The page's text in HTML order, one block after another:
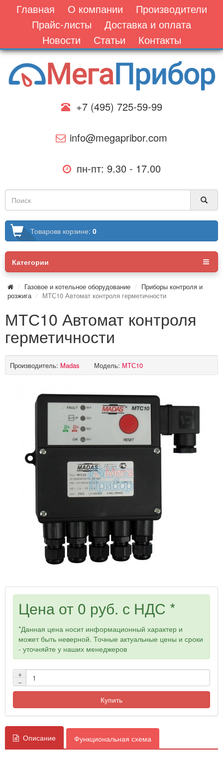
Главная О компании
Производители
Прайс-листы
Доставка и оплата
Новости
Статьи Контакты
+7 (495) 725-59-99
info@megapribor.com
пн-пт: 9.30 - 17.00
Товаровв корзине: 0
Категории
Газовое и котельное оборудование
Приборы контроля и
розжига
МТС10 Автомат контроля герметичности
МТС10 Автомат контроля
герметичности
Производитель: Madas Модель: МТС10
Цена от 0 руб. с НДС *
*Данная цена носит информационный характер и
может быть неверной. Точные актуальные цены и сроки
- уточняйте у наших менеджеров
+
−
Купить
Описание Функциональная схема